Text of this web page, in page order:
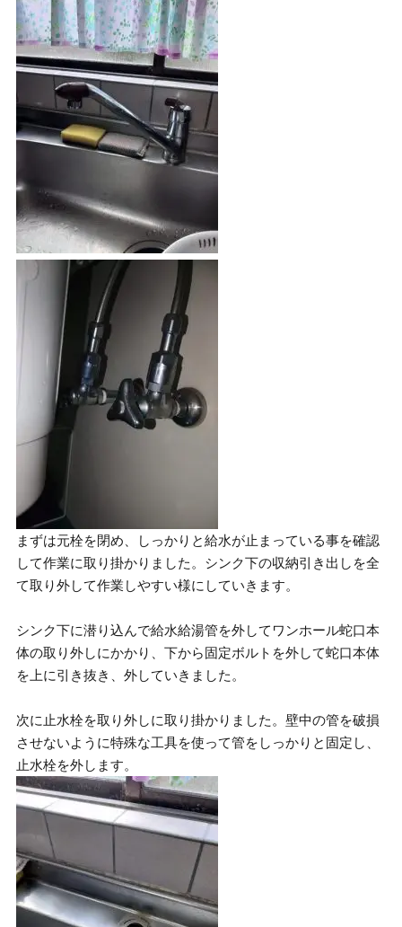
まずは元栓を閉め、しっかりと給水が止まっている事を確認
して作業に取り掛かりました。シンク下の収納引き出しを全
て取り外して作業しやすい様にしていきます。
シンク下に潜り込んで給水給湯管を外してワンホール蛇口本
体の取り外しにかかり、下から固定ボルトを外して蛇口本体
を上に引き抜き、外していきました。
次に止水栓を取り外しに取り掛かりました。壁中の管を破損
させないように特殊な工具を使って管をしっかりと固定し、
止水栓を外します。